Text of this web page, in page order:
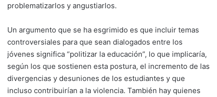
problematizarlos y angustiarlos.
Un argumento que se ha esgrimido es que incluir temas
controversiales para que sean dialogados entre los
jóvenes significa “politizar la educación”, lo que implicaría,
según los que sostienen esta postura, el incremento de las
divergencias y desuniones de los estudiantes y que
incluso contribuirían a la violencia. También hay quienes